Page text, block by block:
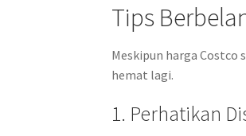
Tips
Meskipun harga Costco
hemat lagi.
1. Perhatikan